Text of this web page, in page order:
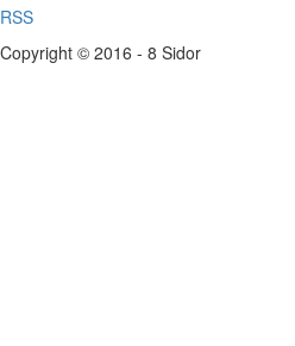
RSS
Copyright © 2016 - 8 Sidor